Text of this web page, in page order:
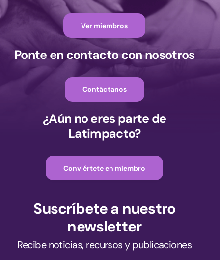
Ver miembros
Ponte en contacto con nosotros
Contáctanos
¿Aún no eres parte de
Latimpacto?
Conviértete en miembro
Suscríbete a nuestro
newsletter
Recibe noticias, recursos y publicaciones